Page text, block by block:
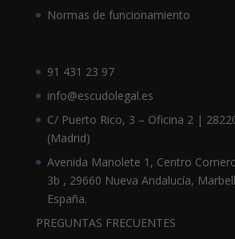
Normas de funcionamiento
91 431 23 97
info@escudolegal.es
C/ Puerto Rico, 3 – Oficina 2 |
(Madrid)
Avenida Manolete 1, Centro
3b , 29660 Nueva Andalucía,
España.
PREGUNTAS FRECUENTES